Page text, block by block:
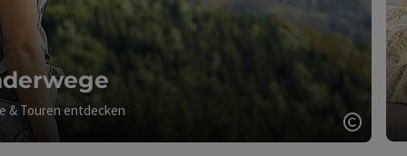
& Touren entdecken